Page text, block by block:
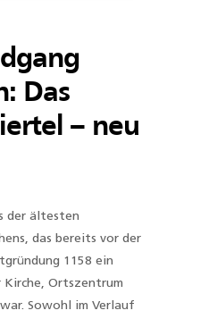
Das
– neu
der ältesten
das bereits vor der
1158 ein
Ortszentrum
Sowohl im Verlauf